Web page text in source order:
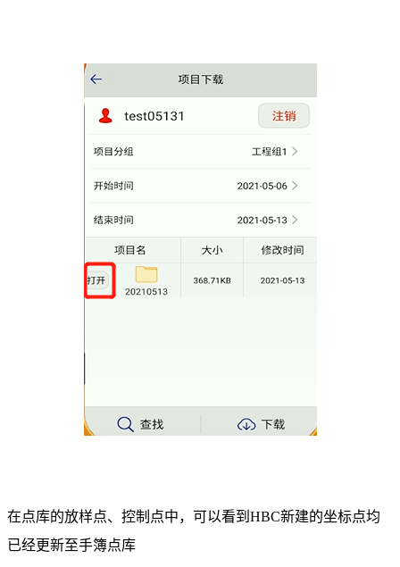
在点库的放样点、控制点中，可以看到HBC新建的坐标点均
已经更新至手簿点库